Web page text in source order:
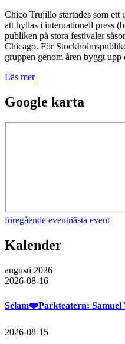
Chico Trujillo startades som ett
att hyllas i internationell press
publiken på stora festivaler
Chicago. För
gruppen genom åren byggt upp
Läs mer
Google karta
föregående eventnästa event
Kalender
augusti 2026
2026-08-16
Selam❤️Parkteatern: Samuel
2026-08-15